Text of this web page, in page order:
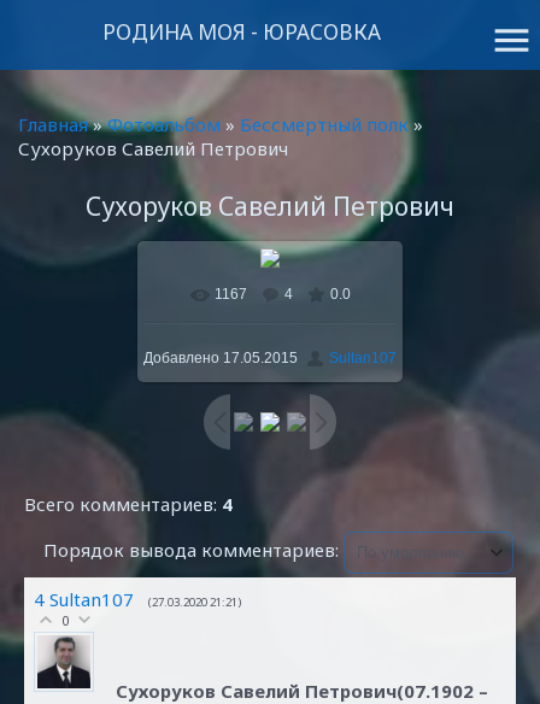
menu
РОДИНА МОЯ - ЮРАСОВКА
Главная»Фотоальбом » Бессмертный полк»
Сухоруков Савелий Петрович
Сухоруков Савелий Петрович
В реальном размере
768x1024/ 254.2Kb
1167 4 0.0
Добавлено 17.05.2015 Sultan107
Всего комментариев: 4
Порядок вывода комментариев:
4 Sultan107 (27.03.2020 21:21)
0
Сухоруков Савелий Петрович(07.1902 –